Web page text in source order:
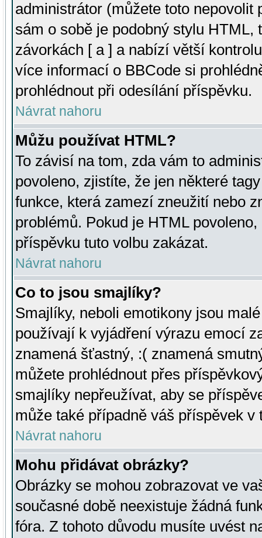
administrátor (můžete toto
sám o sobě je podobný stylu HTML,
závorkách [ a ] a nabízí větší
více informací o BBCode si
prohlédnout při odesílání příspěvku.
Návrat nahoru
Můžu používat HTML?
To závisí na tom, zda vám to
povoleno, zjistíte, že jen některé
funkce, která zamezí zneužití nebo
problémů. Pokud je HTML
příspěvku tuto volbu zakázat.
Návrat nahoru
Co to jsou smajlíky?
Smajlíky, neboli emotikony jsou
používají k vyjádření výrazu emocí
znamená šťastný, :( znamená
můžete prohlédnout přes
smajlíky nepřeužívat, aby se
může také případně váš příspěvek v
Návrat nahoru
Mohu přidávat obrázky?
Obrázky se mohou zobrazovat ve
současné době neexistuje žádná
fóra. Z tohoto důvodu musíte uvést